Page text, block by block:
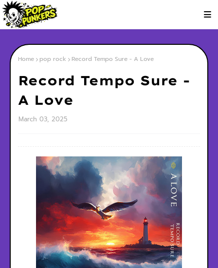
Home pop rock Record Tempo Sure - A Love
Record Tempo Sure -
A Love
March 03, 2025